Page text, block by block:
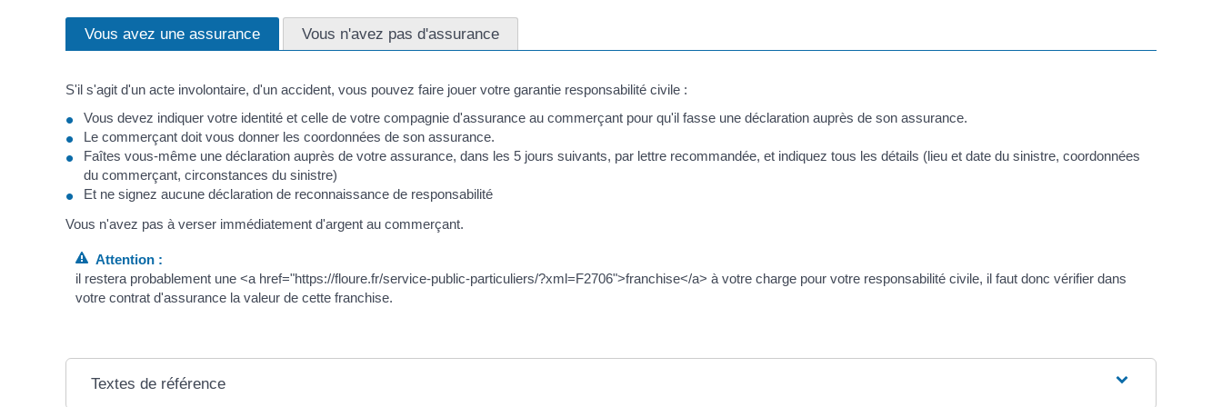
Vous avez une assurance Vous n'avez pas d'assurance
S'il s'agit d'un acte involontaire, d'un accident, vous pouvez faire jouer votre garantie responsabilité civile :
Vous devez indiquer votre identité et celle de votre compagnie d'assurance au commerçant pour qu'il fasse une déclaration auprès de son assurance.
Le commerçant doit vous donner les coordonnées de son assurance.
Faîtes vous-même une déclaration auprès de votre assurance, dans les 5 jours suivants, par lettre recommandée, et indiquez tous les détails (lieu et date du sinistre, coordonnées
du commerçant, circonstances du sinistre)
Et ne signez aucune déclaration de reconnaissance de responsabilité
Vous n'avez pas à verser immédiatement d'argent au commerçant.
Attention :
il restera probablement une <a href="https://floure.fr/service-public-particuliers/?xml=F2706">franchise</a> à votre charge pour votre responsabilité civile, il faut donc vérifier dans
votre contrat d'assurance la valeur de cette franchise.
Textes de référence